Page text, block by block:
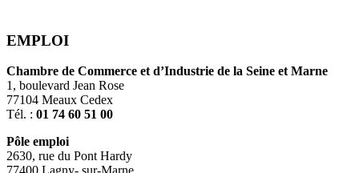
EMPLOI
Chambre de Commerce et d’Industrie de la Seine et Marne
1, boulevard Jean Rose
77104 Meaux Cedex
Tél. : 01 74 60 51 00
Pôle emploi
2630, rue du Pont Hardy